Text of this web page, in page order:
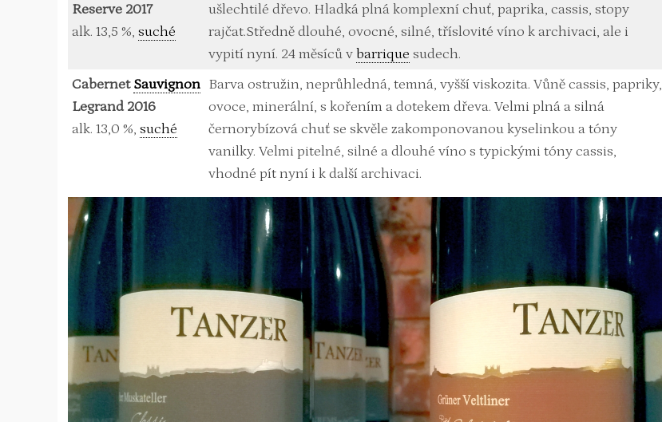
Reserve 2017
alk. 13,5 %, suché
ušlechtilé dřevo. Hladká plná komplexní chuť, paprika, cassis, stopy
rajčat.Středně dlouhé, ovocné, silné, tříslovité víno k archivaci, ale i
vypití nyní. 24 měsíců v barrique sudech.
Cabernet Sauvignon
Legrand 2016
alk. 13,0 %, suché
Barva ostružin, neprůhledná, temná, vyšší viskozita. Vůně cassis, papriky,
ovoce, minerální, s kořením a dotekem dřeva. Velmi plná a silná
černorybízová chuť se skvěle zakomponovanou kyselinkou a tóny
vanilky. Velmi pitelné, silné a dlouhé víno s typickými tóny cassis,
vhodné pít nyní i k další archivaci.